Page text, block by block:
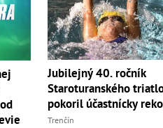
Jubilejný 40. ročník
Staroturanského
pokoril účastnícky
Trenčín